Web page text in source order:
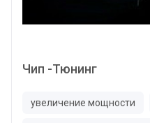
Чип -Тюнинг
увеличение мощности